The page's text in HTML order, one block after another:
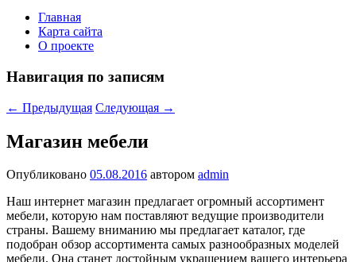
Главная
Карта сайта
О проекте
Навигация по записям
← Предыдущая Следующая →
Магазин мебели
Опубликовано 05.08.2016 автором admin
Наш интернет магазин предлагает огромный ассортимент
мебели, которую нам поставляют ведущие производители
страны. Вашему вниманию мы предлагает каталог, где
подобран обзор ассортимента самых разнообразных моделей
мебели. Она станет достойным украшением вашего интерьера